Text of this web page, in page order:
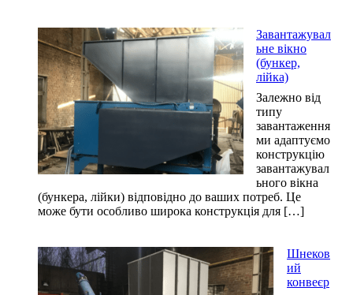
Завантажувал
ьне вікно
(бункер,
лійка)
Залежно від
типу
завантаження
ми адаптуємо
конструкцію
завантажувал
ьного вікна
(бункера, лійки) відповідно до ваших потреб. Це
може бути особливо широка конструкція для […]
Шнеков
ий
конвеєр